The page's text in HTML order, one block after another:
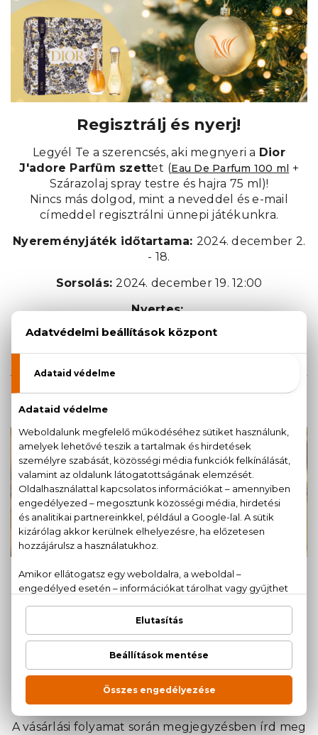
Regisztrálj és nyerj!
Legyél Te a szerencsés, aki megnyeri a Dior
J'adore Parfüm szettet (Eau De Parfum 100 ml +
Szárazolaj spray testre és hajra 75 ml)!
Nincs más dolgod, mint a neveddel és e-mail
címeddel regisztrálni ünnepi játékunkra.
Nyereményjáték időtartama: 2024. december 2.
- 18.
Sorsolás:2024. december 19. 12:00
Nyertes:
(A nyertest e-mailben értesítjük, illetve az oldalon
is feltüntetjük a nevét.)
Vásárolj és nyerj!
A heti vásárlóink között minden héten kisorsolunk
egy különleges advent ihlette parfümöt, amely
tökéletes kiegészítőddé válhat a karácsonyi
asztalnál.
Az adott heti vásárlóink között kisorsolunk egy-
egy ünnepi hetet idéző illatot.
A vásárlási folyamat során megjegyzésben írd meg